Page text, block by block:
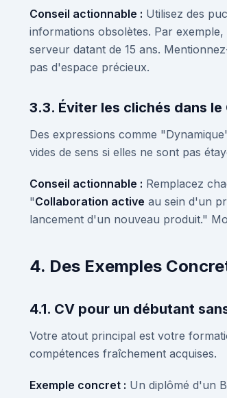
Conseil actionnable : Utilisez des
informations obsolètes. Par
serveur datant de 15 ans.
pas d'espace précieux.
3.3. Éviter les clichés dans le
Des expressions comme
vides de sens si elles ne sont pas
Conseil actionnable : Remplacez
"Collaboration active au sein d'un
lancement d'un nouveau produit."
4. Des Exemples
4.1. CV pour un débutant
Votre atout principal est votre
compétences fraîchement acquises.
Exemple concret : Un diplômé d'un